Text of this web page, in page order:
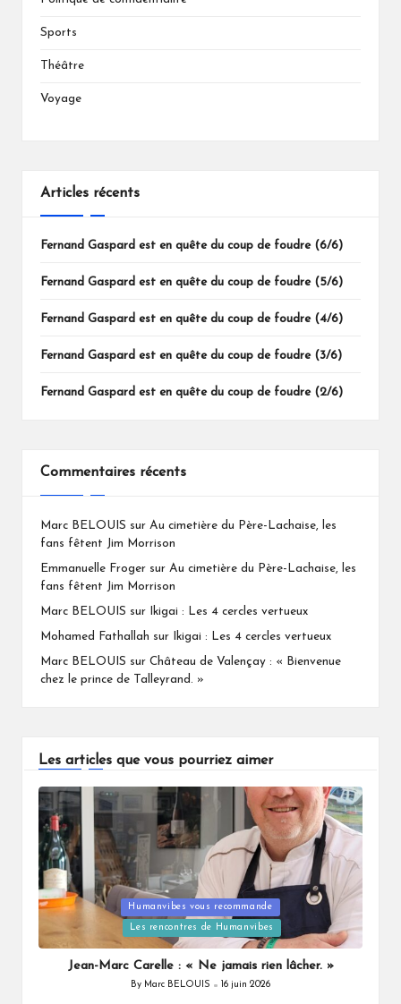
Sports
Théâtre
Voyage
Articles récents
Fernand Gaspard est en quête du coup de foudre (6/6)
Fernand Gaspard est en quête du coup de foudre (5/6)
Fernand Gaspard est en quête du coup de foudre (4/6)
Fernand Gaspard est en quête du coup de foudre (3/6)
Fernand Gaspard est en quête du coup de foudre (2/6)
Commentaires récents
Marc BELOUIS sur Au cimetière du Père-Lachaise, les
fans fêtent Jim Morrison
Emmanuelle Froger sur Au cimetière du Père-Lachaise, les
fans fêtent Jim Morrison
Marc BELOUIS sur Ikigai : Les 4 cercles vertueux
Mohamed Fathallah sur Ikigai : Les 4 cercles vertueux
Marc BELOUIS sur Château de Valençay : « Bienvenue
chez le prince de Talleyrand. »
Les articles que vous pourriez aimer
Posted
Humanvibes vous recommande
Les rencontres de Humanvibes
Jean-Marc Carelle : « Ne jamais rien lâcher. »
Posted
By Marc BELOUIS 16 juin 2026